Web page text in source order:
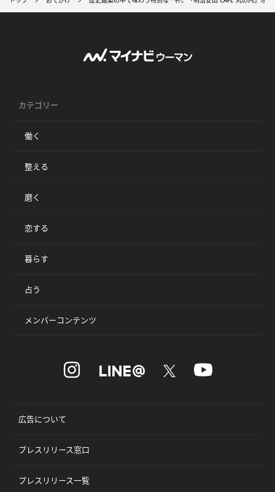
カテゴリー
働く
整える
磨く
恋する
暮らす
占う
メンバーコンテンツ
広告について
プレスリリース窓口
プレスリリース一覧